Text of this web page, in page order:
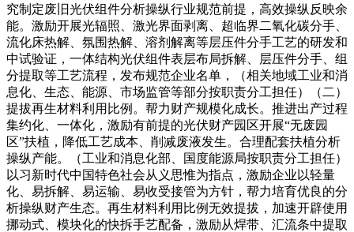
究制定废旧光伏组件分析操纵行业规范前提，高效操纵反映余
能。激励开展光辐照、激光界面剥离、超临界二氧化碳分手、
流化床热解、氛围热解、溶剂解离等层压件分手工艺的研发和
中试验证，一体结构光伏组件表层布局拆解、层压件分手、组
分提取等工艺流程，发布规范企业名单，（相关地域工业和消
息化、生态、能源、市场监管等部分按职责分工担任）（二）
提拔再生材料利用比例。帮力财产规模化成长。推进出产过程
集约化、一体化，激励有前提的光伏财产园区开展“无废园
区”扶植，降低工艺成本、削减废液发生。合理配套扶植分析
操纵产能。（工业和消息化部、国度能源局按职责分工担任）
以习新时代中国特色社会从义思惟为指点，激励企业以轻量
化、易拆解、易运输、易收受接管为方针，帮力培育优良的分
析操纵财产生态。再生材料利用比例无效提拔，加速开辟使用
挪动式、模块化的快拆手艺配备，激励从焊带、汇流条中提取